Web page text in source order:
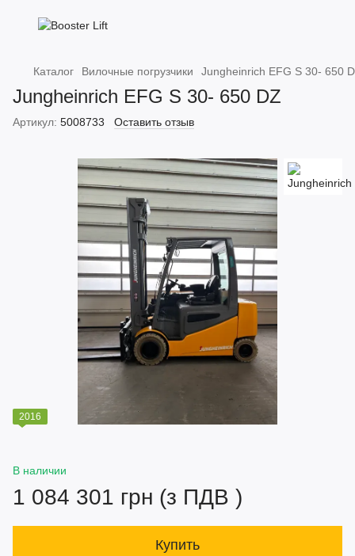
Каталог Вилочные погрузчики Jungheinrich EFG S 30- 650
Jungheinrich EFG S 30- 650 DZ
Артикул: 5008733 Оставить отзыв
2016
В наличии
1 084 301 грн (з ПДВ )
Купить